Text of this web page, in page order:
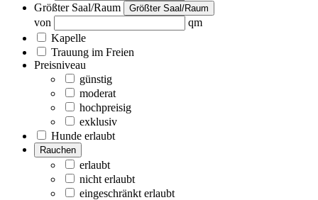
Größter Saal/Raum
Größter Saal/Raum
von
qm
Kapelle
Trauung im Freien
Preisniveau
günstig
moderat
hochpreisig
exklusiv
Hunde erlaubt
Rauchen
erlaubt
nicht erlaubt
eingeschränkt erlaubt